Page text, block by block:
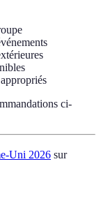
ci-
Uni 2026 sur